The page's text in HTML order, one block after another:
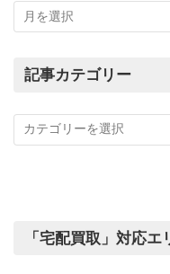
ま
の
績
記事カテゴリー
カ
「宅配買取」対応エ